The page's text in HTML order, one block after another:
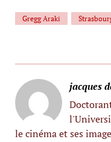
Gregg Araki
jacques
le cinéma et ses